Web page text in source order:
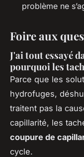
problème ne
Foire aux
J'ai tout essayé
pourquoi les
Parce que les
hydrofuges,
traitent pas la
capillarité, les
coupure de
cycle.